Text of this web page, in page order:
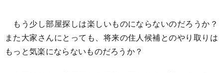
もう少し部屋探しは楽しいものにならないのだろうか？
また大家さんにとっても、将来の住人候補とのやり取りは
もっと気楽にならないものだろうか？